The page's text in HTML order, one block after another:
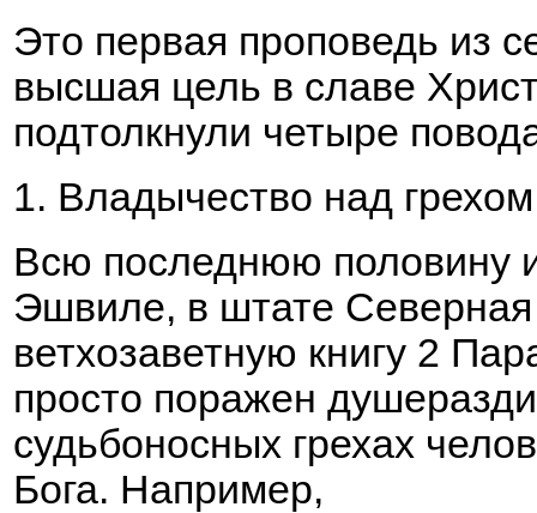
Это первая проповедь из
высшая цель в славе
подтолкнули четыре
1. Владычество над
Всю последнюю половину
Эшвиле, в штате
ветхозаветную книгу 2
просто поражен
судьбоносных грехах
Бога. Например,